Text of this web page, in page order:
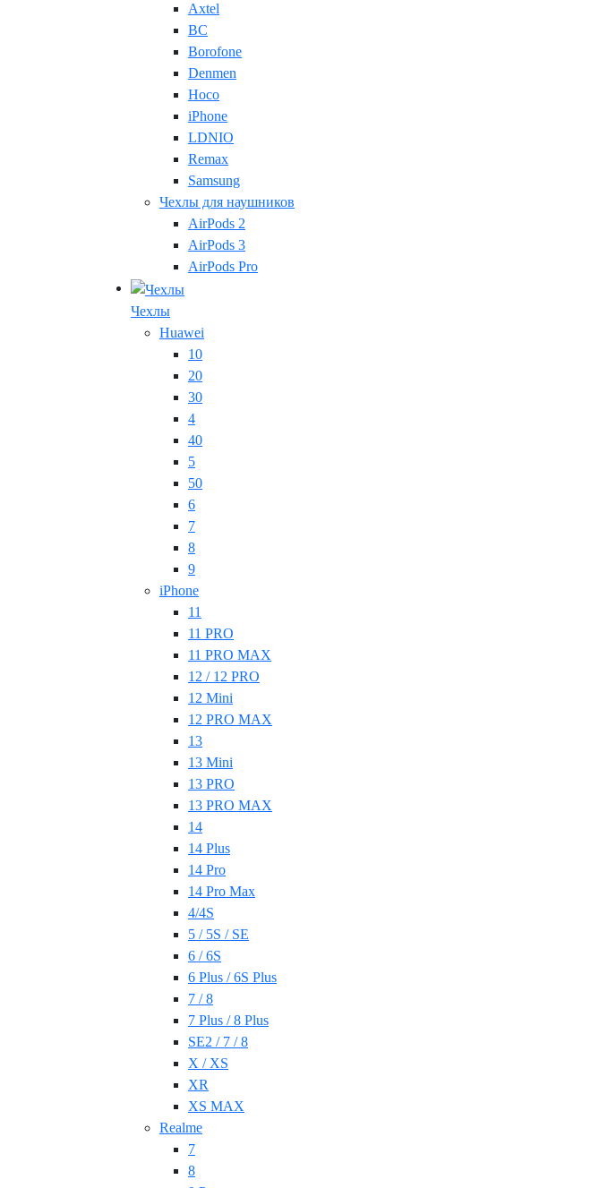
Axtel
BC
Borofone
Denmen
Hoco
iPhone
LDNIO
Remax
Samsung
Чехлы для наушников
AirPods 2
AirPods 3
AirPods Pro
Чехлы
Huawei
10
20
30
4
40
5
50
6
7
8
9
iPhone
11
11 PRO
11 PRO MAX
12 / 12 PRO
12 Mini
12 PRO MAX
13
13 Mini
13 PRO
13 PRO MAX
14
14 Plus
14 Pro
14 Pro Max
4/4S
5 / 5S / SE
6 / 6S
6 Plus / 6S Plus
7 / 8
7 Plus / 8 Plus
SE2 / 7 / 8
X / XS
XR
XS MAX
Realme
7
8